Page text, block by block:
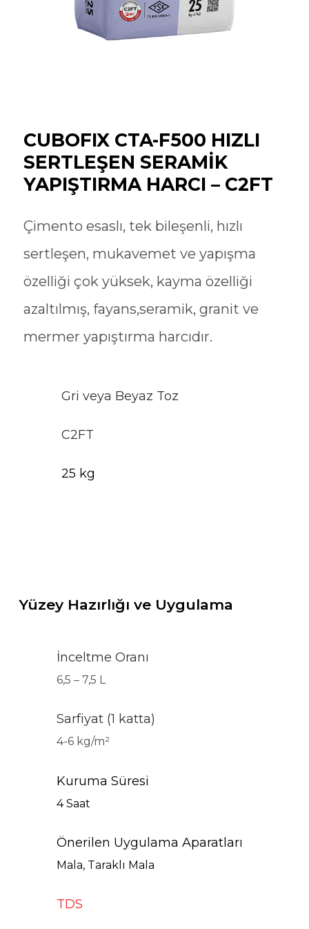
CUBOFIX CTA-F500 HIZLI
SERTLEŞEN SERAMİK
YAPIŞTIRMA HARCI – C2FT
Çimento esaslı, tek bileşenli, hızlı
sertleşen, mukavemet ve yapışma
özelliği çok yüksek, kayma özelliği
azaltılmış, fayans,seramik, granit ve
mermer yapıştırma harcıdır.
Gri veya Beyaz Toz
C2FT
25 kg
Yüzey Hazırlığı ve Uygulama
İnceltme Oranı
6,5 – 7,5 L
Sarfiyat (1 katta)
4-6 kg/m²
Kuruma Süresi
4 Saat
Önerilen Uygulama Aparatları
Mala, Taraklı Mala
TDS